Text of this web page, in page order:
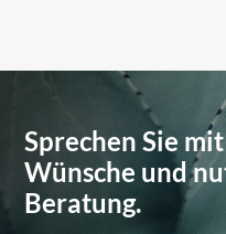
Sprechen Sie
Wünsche und
Beratung.